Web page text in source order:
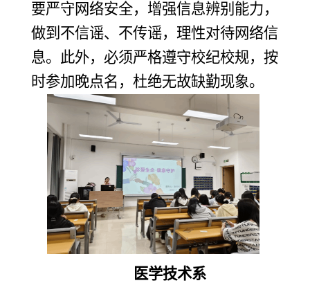
要严守网络安全，增强信息辨别能力，
做到不信谣、不传谣，理性对待网络信
息。此外，必须严格遵守校纪校规，按
时参加晚点名，杜绝无故缺勤现象。
医学技术系